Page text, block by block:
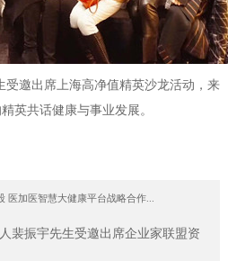
受邀出席上海高净值精英沙龙活动，来
英共话健康与事业发展。
医加医智慧大健康平台战略合作...
裴振宇先生受邀出席企业家联盟资